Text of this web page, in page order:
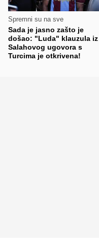
Spremni su na sve
Sada je jasno zašto je
došao: "Luda" klauzula iz
Salahovog ugovora s
Turcima je otkrivena!